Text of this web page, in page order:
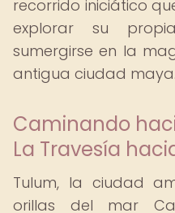
recorrido iniciático
explorar su
sumergirse en la
antigua ciudad maya.
Caminando
La Travesía
Tulum, la ciudad
orillas del mar